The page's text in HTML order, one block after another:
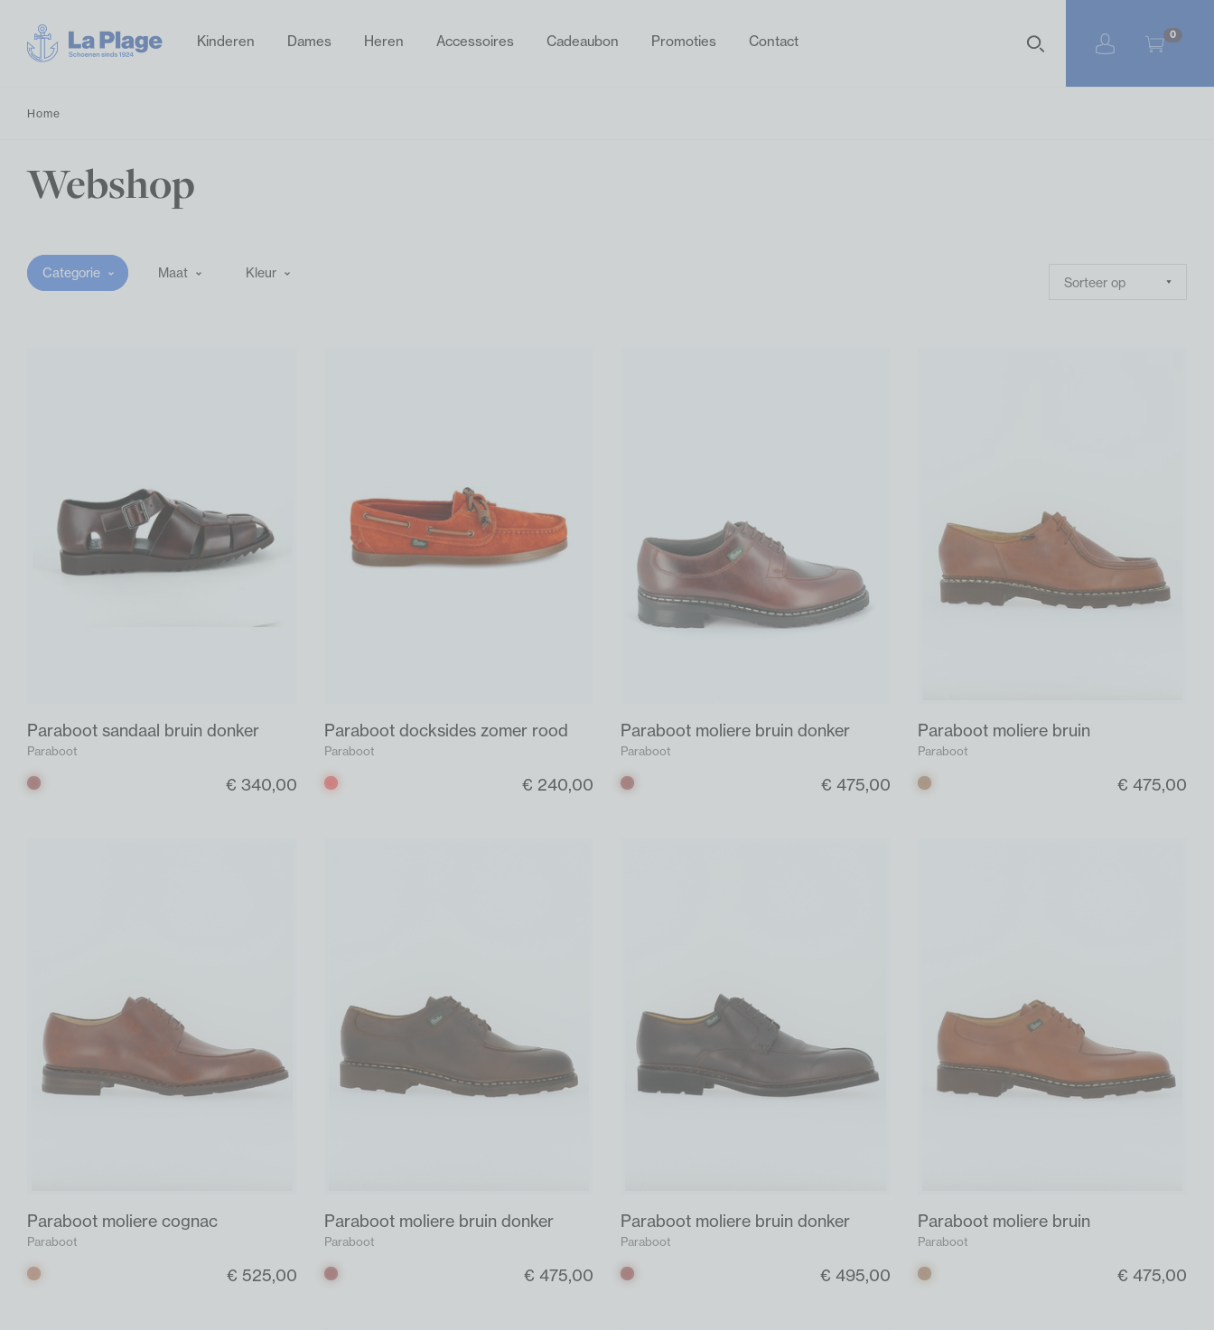
Kinderen Dames Heren Accessoires Cadeaubon Promoties Contact
Zoekterm
ZOEKEN
0
Home
Webshop
Categorie Maat Kleur
Paraboot sandaal bruin donker
Paraboot
Bruin
€ 340,00
Paraboot docksides zomer rood
Paraboot
Rood € 240,00
Paraboot moliere bruin donker
Paraboot
Bruin
€ 475,00
Paraboot moliere bruin
Paraboot
Bruin € 475,00
Paraboot moliere cognac
Paraboot
Cognac € 525,00
Paraboot moliere bruin donker
Paraboot
Bruin
€ 475,00
Paraboot moliere bruin donker
Paraboot
Bruin
€ 495,00
Paraboot moliere bruin
Paraboot
Bruin € 475,00